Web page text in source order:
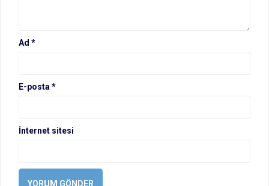
Ad *
E-posta *
İnternet sitesi